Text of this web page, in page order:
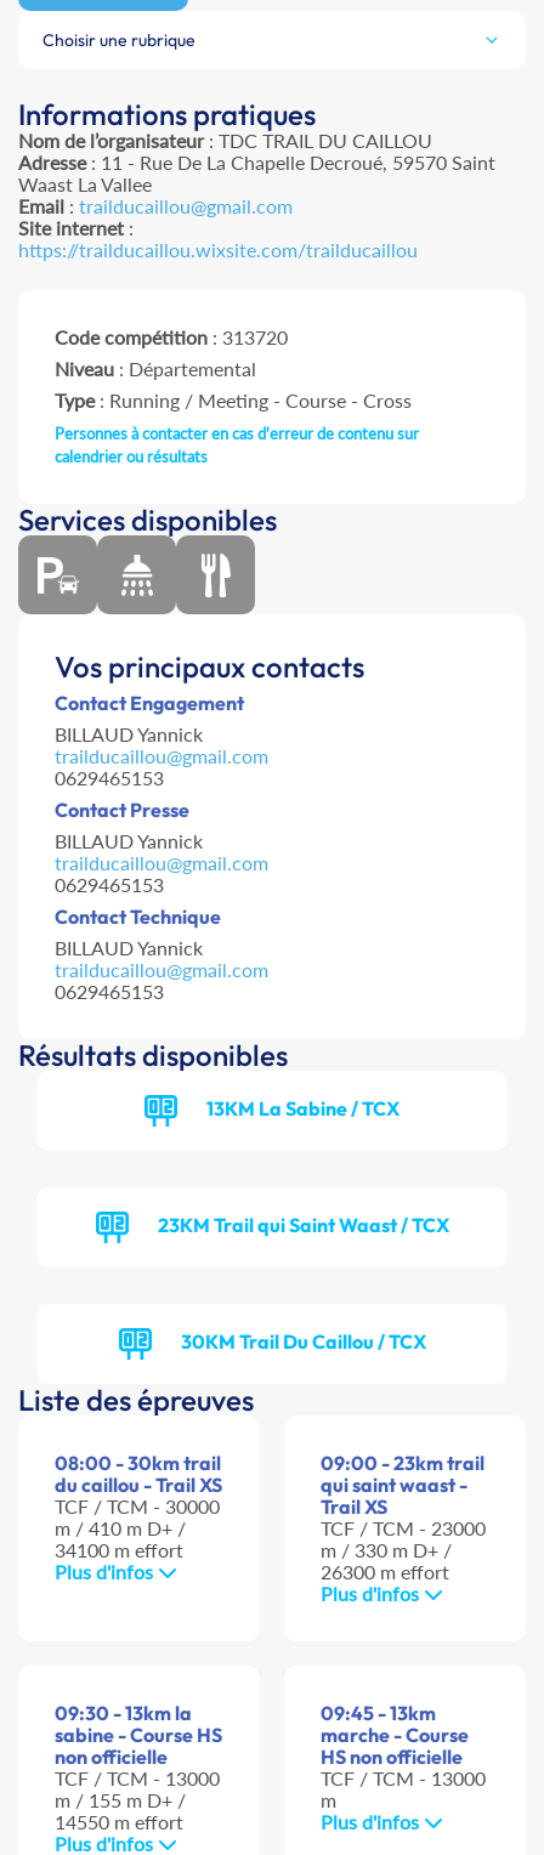
Choisir une rubrique
Informations pratiques
Nom de l’organisateur: TDC TRAIL DU CAILLOU
Adresse: 11 - Rue De La Chapelle Decroué, 59570 Saint
Waast La Vallee
Email : trailducaillou@gmail.com
Site internet :
https://trailducaillou.wixsite.com/trailducaillou
Code compétition : 313720
Niveau : Départemental
Type: Running / Meeting - Course - Cross
Personnes à contacter en cas d'erreur de contenu sur
calendrier ou résultats
Services disponibles
Vos principaux contacts
Contact Engagement
BILLAUD Yannick
trailducaillou@gmail.com
0629465153
Contact Presse
BILLAUD Yannick
trailducaillou@gmail.com
0629465153
Contact Technique
BILLAUD Yannick
trailducaillou@gmail.com
0629465153
Résultats disponibles
13KM La Sabine / TCX
23KM Trail qui Saint Waast / TCX
30KM Trail Du Caillou / TCX
Liste des épreuves
08:00 - 30km trail
du caillou - Trail XS
TCF / TCM - 30000
m / 410 m D+ /
34100 m effort
Plus d'infos
09:00 - 23km trail
qui saint waast -
Trail XS
TCF / TCM - 23000
m / 330 m D+ /
26300 m effort
Plus d'infos
09:30 - 13km la
sabine - Course HS
non officielle
TCF / TCM - 13000
m / 155 m D+ /
14550 m effort
Plus d'infos
09:45 - 13km
marche - Course
HS non officielle
TCF / TCM - 13000
m
Plus d'infos